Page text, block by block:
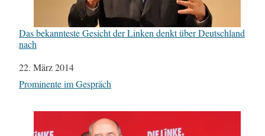
Das bekannteste Gesicht der Linken denkt über Deutschland
nach
Datum
22. März 2014
In Bezug auf
Prominente im Gespräch